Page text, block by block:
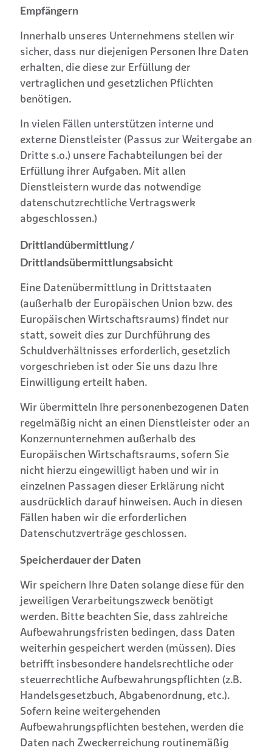
Empfängern
Innerhalb unseres Unternehmens stellen wir
sicher, dass nur diejenigen Personen Ihre Daten
erhalten, die diese zur Erfüllung der
vertraglichen und gesetzlichen Pflichten
benötigen.
In vielen Fällen unterstützen interne und
externe Dienstleister (Passus zur Weitergabe an
Dritte s.o.) unsere Fachabteilungen bei der
Erfüllung ihrer Aufgaben. Mit allen
Dienstleistern wurde das notwendige
datenschutzrechtliche Vertragswerk
abgeschlossen.)
Drittlandübermittlung /
Drittlandsübermittlungsabsicht
Eine Datenübermittlung in Drittstaaten
(außerhalb der Europäischen Union bzw. des
Europäischen Wirtschaftsraums) findet nur
statt, soweit dies zur Durchführung des
Schuldverhältnisses erforderlich, gesetzlich
vorgeschrieben ist oder Sie uns dazu Ihre
Einwilligung erteilt haben.
Wir übermitteln Ihre personenbezogenen Daten
regelmäßig nicht an einen Dienstleister oder an
Konzernunternehmen außerhalb des
Europäischen Wirtschaftsraums, sofern Sie
nicht hierzu eingewilligt haben und wir in
einzelnen Passagen dieser Erklärung nicht
ausdrücklich darauf hinweisen. Auch in diesen
Fällen haben wir die erforderlichen
Datenschutzverträge geschlossen.
Speicherdauer der Daten
Wir speichern Ihre Daten solange diese für den
jeweiligen Verarbeitungszweck benötigt
werden. Bitte beachten Sie, dass zahlreiche
Aufbewahrungsfristen bedingen, dass Daten
weiterhin gespeichert werden (müssen). Dies
betrifft insbesondere handelsrechtliche oder
steuerrechtliche Aufbewahrungspflichten (z.B.
Handelsgesetzbuch, Abgabenordnung, etc.).
Sofern keine weitergehenden
Aufbewahrungspflichten bestehen, werden die
Daten nach Zweckerreichung routinemäßig